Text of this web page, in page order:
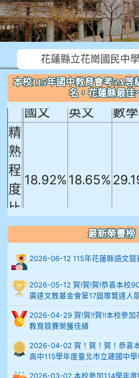
花蓮縣立花崗國民中學
本校115年國中教育會考5A等
名，花蓮縣最佳
本校115年國中教育會
學生共計22名，花蓮
國文
英文 數學
精
熟
程
度
比
例
18.92% 18.65%
906陳兆宏 5A10+ 作文5
912余 嘉 5A10+
914謝佩臻 5A10+
902蘇奕愷
903陳品帆
最新榮譽榜
2026-06-12 115年花蓮縣語文競
2026-05-12 賀!賀!賀!恭喜本校
廣達文教基金會第17屆導覽達人
2026-04-29 賀!賀!!賀!!本校參加
教育競賽榮獲佳績
2026-04-02 賀！賀！賀！恭喜
高中115學年度臺北市立建國中
2026-03-02 本校參加114學年